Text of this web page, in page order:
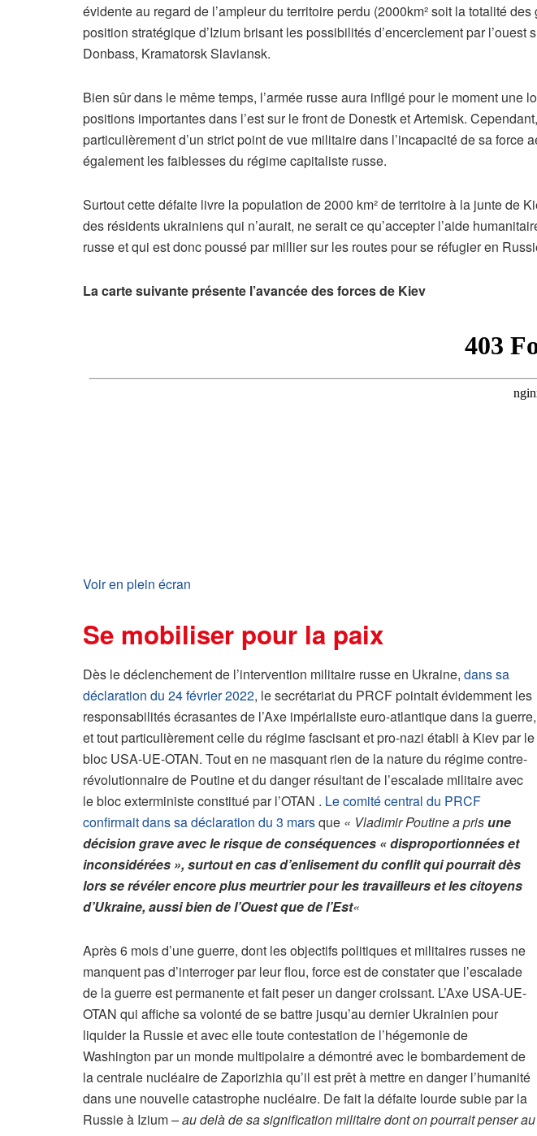
évidente au regard de l’ampleur du territoire perdu (2000km² soit la totalité
position stratégique d’Izium brisant les possibilités d’encerclement par
Donbass, Kramatorsk Slaviansk.
Bien sûr dans le même temps, l’armée russe aura infligé pour le moment
positions importantes dans l’est sur le front de Donestk et Artemisk.
particulièrement d’un strict point de vue militaire dans l’incapacité de sa
également les faiblesses du régime capitaliste russe.
Surtout cette défaite livre la population de 2000 km² de territoire à la junte de
des résidents ukrainiens qui n’aurait, ne serait ce qu’accepter l’aide
russe et qui est donc poussé par millier sur les routes pour se réfugier en
La carte suivante présente l’avancée des forces de Kiev
Voir en plein écran
Se mobiliser pour la paix
Dès le déclenchement de l’intervention militaire russe en Ukraine, dans sa
déclaration du 24 février 2022, le secrétariat du PRCF pointait évidemment les
responsabilités écrasantes de l’Axe impérialiste euro-atlantique dans la guerre,
et tout particulièrement celle du régime fascisant et pro-nazi établi à Kiev par le
bloc USA-UE-OTAN. Tout en ne masquant rien de la nature du régime contre-
révolutionnaire de Poutine et du danger résultant de l’escalade militaire avec
le bloc exterministe constitué par l’OTAN . Le comité central du PRCF
confirmait dans sa déclaration du 3 marsque « Vladimir Poutine a prisune
décision grave avec le risque de conséquences « disproportionnées et
inconsidérées », surtout en cas d’enlisement du conflit qui pourrait dès
lors se révéler encore plus meurtrier pour les travailleurs et les citoyens
d’Ukraine, aussi bien de l’Ouest que de l’Est«
Après 6 mois d’une guerre, dont les objectifs politiques et militaires russes ne
manquent pas d’interroger par leur flou, force est de constater que l’escalade
de la guerre est permanente et fait peser un danger croissant. L’Axe USA-UE-
OTAN qui affiche sa volonté de se battre jusqu’au dernier Ukrainien pour
liquider la Russie et avec elle toute contestation de l’hégemonie de
Washington par un monde multipolaire a démontré avec le bombardement de
la centrale nucléaire de Zaporizhia qu’il est prêt à mettre en danger l’humanité
dans une nouvelle catastrophe nucléaire. De fait la défaite lourde subie par la
Russie à Izium– au delà de sa signification militaire dont on pourrait penser au